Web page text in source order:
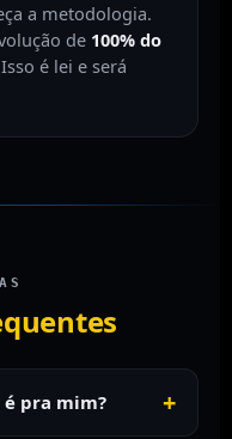
a metodologia.
de 100% do
é lei e será
pra mim?